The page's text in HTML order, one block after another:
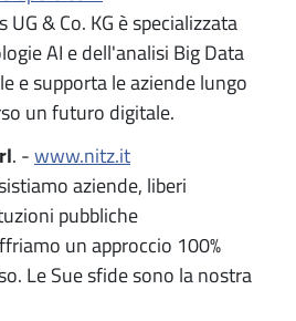
& Co. KG è specializzata
AI e dell'analisi Big Data
e supporta le aziende lungo
un futuro digitale.
. -www.nitz.it
aziende, liberi
pubbliche
un approccio 100%
Le Sue sfide sono la nostra